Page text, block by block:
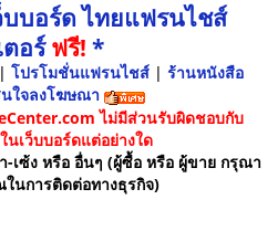
บอร์ด ไทยแฟรนไชส์
ตอร์ฟรี! *
| โปรโมชั่นแฟรนไชส์ | ร้านหนังสือ
ใจลงโฆษณา
ไม่มีส่วนรับผิดชอบกับ
นเว็บบอร์ดแต่อย่างใด
-เซ้ง หรือ อื่นๆ (ผู้ซื้อ หรือ ผู้ขาย กรุณา
นการติดต่อทางธุรกิจ)